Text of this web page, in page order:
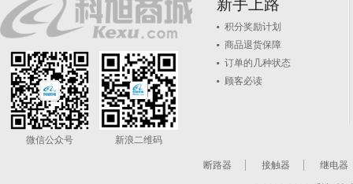
微信公众号 新浪二维码
新手上路
积分奖励计划
商品退货保障
订单的几种状态
顾客必读
断路器 接触器 继电器